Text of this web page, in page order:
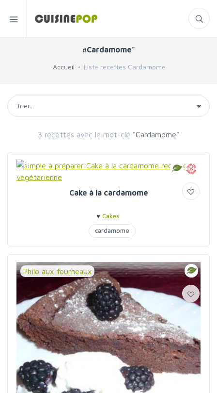
#Cardamome"
Accueil Liste recettes Cardamome
3 recettes avec le mot-clé "Cardamome"
Cake à la cardamome
♥ Cakes
cardamome
Philo aux fourneaux